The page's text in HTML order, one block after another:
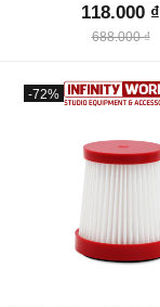
118.000 ₫
688.000 ₫
-72%